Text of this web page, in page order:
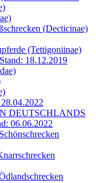
(Decticinae)
(Tettigoniinae)
18.12.2019
DEUTSCHLANDS
06.06.2022